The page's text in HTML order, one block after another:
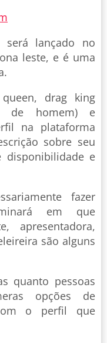
lançado no
leste, e é uma
drag king
de homem) e
na plataforma
sobre seu
disponibilidade e
fazer
em que
apresentadora,
são alguns
quanto pessoas
opções de
o perfil que